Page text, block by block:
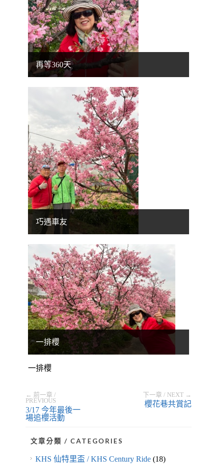
再等360天
巧遇車友
一排櫻
一排櫻
← 前一章 /
PREVIOUS
3/17 今年最後一
場追櫻活動
下一章 / NEXT →
櫻花巷共賞記
文章分類 / CATEGORIES
KHS 仙特里盃 / KHS Century Ride(18)